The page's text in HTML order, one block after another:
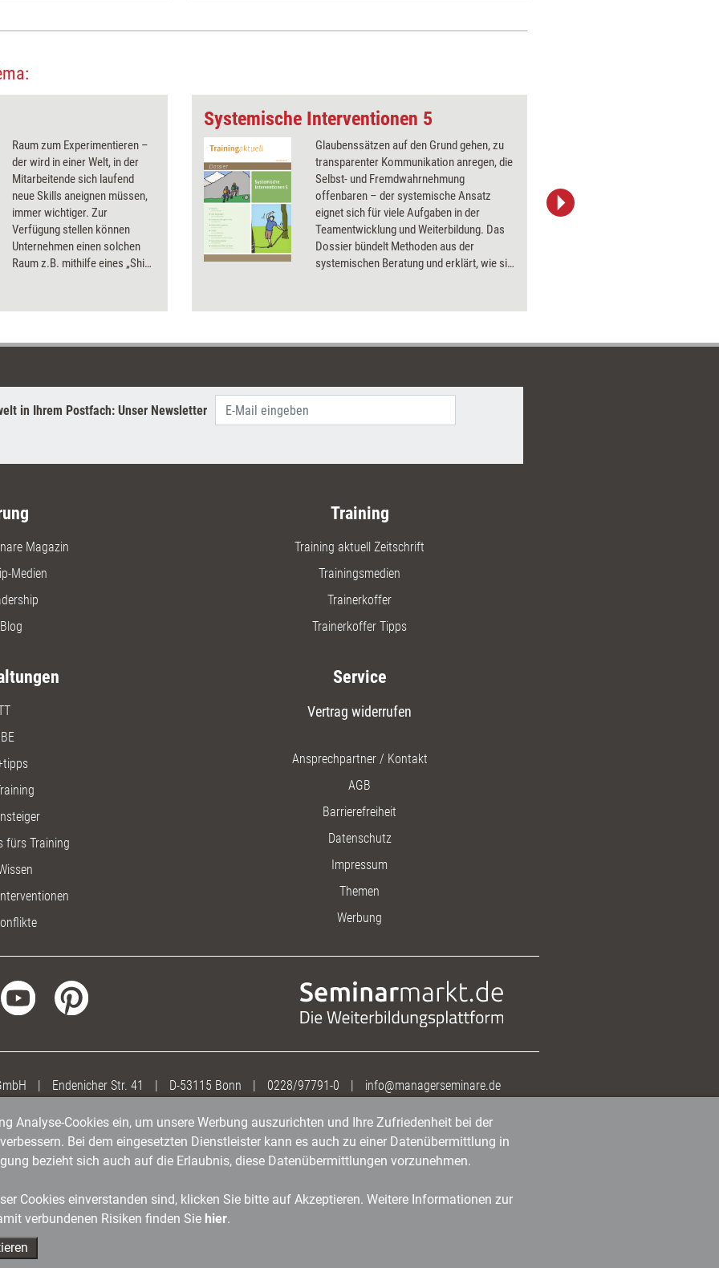
Raum zum Experimentieren –
der wird in einer Welt, in der
Mitarbeitende sich laufend
neue Skills aneignen müssen,
immer wichtiger. Zur
Verfügung stellen können
Unternehmen einen solchen
Raum z.B. mithilfe eines „Ship-
spielen und wie diese Methode
erläutert New Learning
Systemische Interventionen 5
Glaubenssätzen auf den Grund gehen, zu
transparenter Kommunikation anregen, die
Selbst- und Fremdwahrnehmung
offenbaren – der systemische Ansatz
eignet sich für viele Aufgaben in der
Teamentwicklung und Weiterbildung. Das
Dossier bündelt Methoden aus der
systemischen Beratung und erklärt, wie sie
in Ihrem Postfach: Unser Newsletter
Magazin
Medien
Training
Training aktuell Zeitschrift
Trainingsmedien
Trainerkoffer
Trainerkoffer Tipps
fürs Training
Service
Vertrag widerrufen
Ansprechpartner / Kontakt
AGB
Barrierefreiheit
Datenschutz
Impressum
Themen
Werbung
| Endenicher Str. 41 | D-53115 Bonn | 0228/97791-0 | info@managerseminare.de
Analyse-Cookies ein, um unsere Werbung auszurichten und Ihre Zufriedenheit bei der
Bei dem eingesetzten Dienstleister kann es auch zu einer Datenübermittlung in
bezieht sich auch auf die Erlaubnis, diese Datenübermittlungen vorzunehmen.
Cookies einverstanden sind, klicken Sie bitte auf Akzeptieren. Weitere Informationen zur
verbundenen Risiken finden Sie hier.